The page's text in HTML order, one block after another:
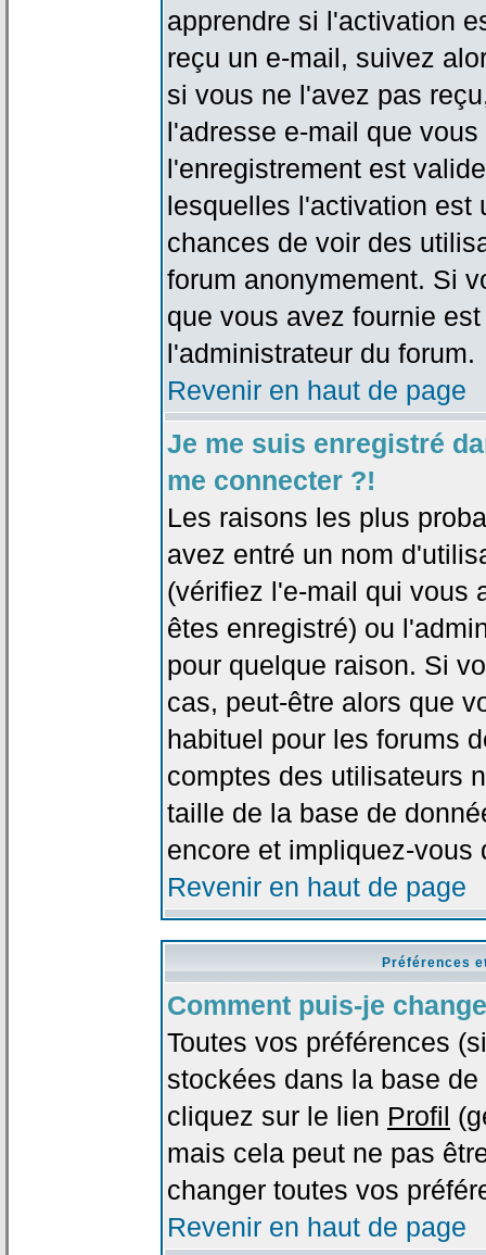
apprendre si l'activation
reçu un e-mail, suivez
si vous ne l'avez pas
l'adresse e-mail que
l'enregistrement est
lesquelles l'activation est
chances de voir des
forum anonymement. Si
que vous avez fournie
l'administrateur du forum.
Revenir en haut de page
Je me suis enregistré
me connecter ?!
Les raisons les plus
avez entré un nom
(vérifiez l'e-mail qui vous
êtes enregistré) ou
pour quelque raison. Si
cas, peut-être alors que
habituel pour les forums
comptes des utilisateurs
taille de la base de
encore et impliquez-
Revenir en haut de page
Préférences
Comment puis-je
Toutes vos préférences
stockées dans la base
cliquez sur le lien Profil
mais cela peut ne pas
changer toutes vos
Revenir en haut de page